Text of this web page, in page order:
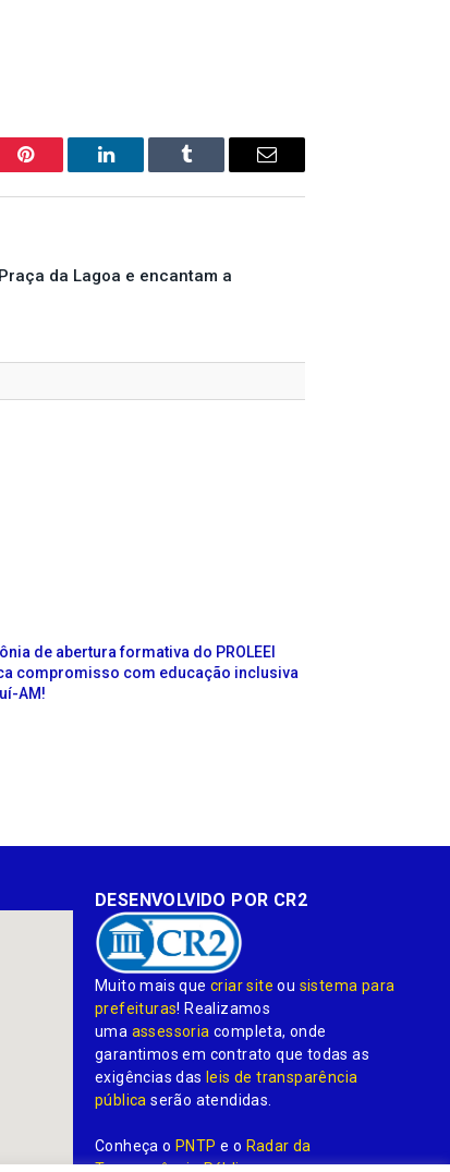
Pinterest LinkedIn Tumblr
E-
da Lagoa e encantam a
de abertura formativa do PROLEEI
compromisso com educação inclusiva
AM!
DESENVOLVIDO POR CR2
Muito mais quecriar site ou sistema para
prefeituras! Realizamos
uma assessoria completa, onde
garantimos em contrato que todas as
exigências das leis de transparência
pública serão atendidas.
Conheça o PNTP e o Radar da
Transparência Pública